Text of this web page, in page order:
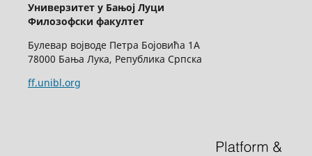
Универзитет у Бањој Луци
Филозофски факултет
Булевар војводе Петра Бојовића 1А
78000 Бања Лука, Република Српска
ff.unibl.org